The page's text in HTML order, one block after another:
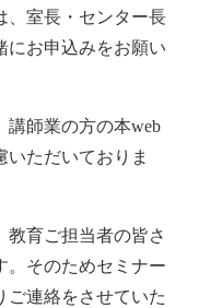
、室長・センター長
にお申込みをお願い
講師業の方の本web
いただいておりま
教育ご担当者の皆さ
。そのためセミナー
ご連絡をさせていた